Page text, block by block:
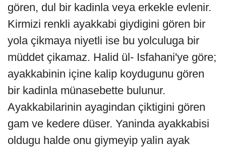
gören, dul bir kadinla veya erkekle evlenir.
Kirmizi renkli ayakkabi giydigini gören bir
yola çikmaya niyetli ise bu yolculuga bir
müddet çikamaz. Halid ül- Isfahani'ye göre;
ayakkabinin içine kalip koydugunu gören
bir kadinla münasebette bulunur.
Ayakkabilarinin ayagindan çiktigini gören
gam ve kedere düser. Yaninda ayakkabisi
oldugu halde onu giymeyip yalin ayak